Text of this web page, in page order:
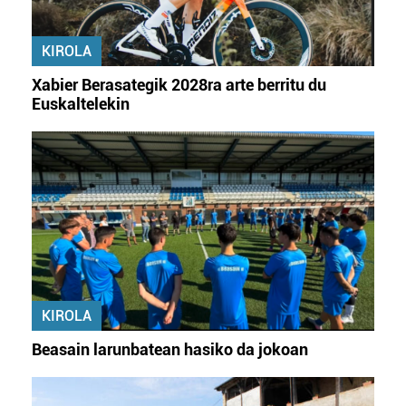
Webgune honek cookie propioak eta hirugarrenen cookie-
fitxategiak erabiltzen ditu. Zure esperientzia eta
zerbitzuak hobetzeko asmoz, cookie teknologiaz
baliatzen gara. Ohar hau onartuz gero, teknologia hori
erabiltzeko baimen esplizitua ematen diguzu.Gehiago
irakurri
KIROLA
Xabier Berasategik 2028ra arte berritu du
Euskaltelekin
KIROLA
Beasain larunbatean hasiko da jokoan